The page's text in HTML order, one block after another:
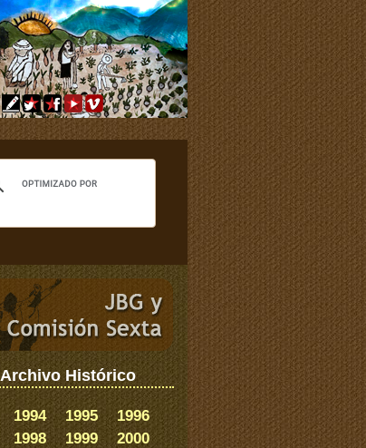
Archivo Histórico
1994 1995
1996
1998 1999
2000